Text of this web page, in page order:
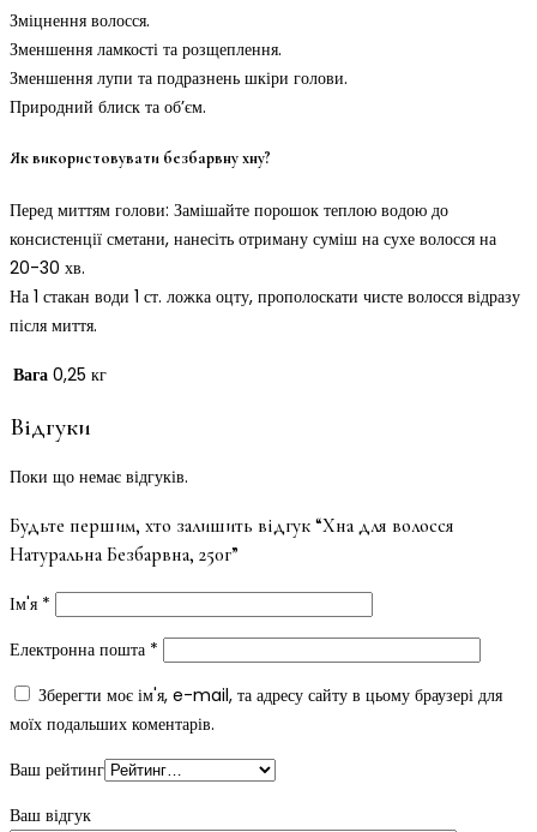
Зміцнення волосся.
Зменшення ламкості та розщеплення.
Зменшення лупи та подразнень шкіри голови.
Природний блиск та об’єм.
Як використовувати безбарвну хну?
Перед миттям голови: Замішайте порошок теплою водою до
консистенції сметани, нанесіть отриману суміш на сухе волосся на
20-30 хв.
На 1 стакан води 1 ст. ложка оцту, прополоскати чисте волосся відразу
після миття.
Вага 0,25 кг
Відгуки
Поки що немає відгуків.
Будьте першим, хто залишить відгук “Хна для волосся
Натуральна Безбарвна, 250г”
Ім'я *
Електронна пошта *
Зберегти моє ім'я, e-mail, та адресу сайту в цьому браузері для
моїх подальших коментарів.
Ваш рейтинг
Ваш відгук